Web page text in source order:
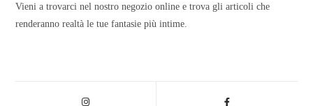
Vieni a trovarci nel nostro negozio online e trova gli articoli che
renderanno realtà le tue fantasie più intime.